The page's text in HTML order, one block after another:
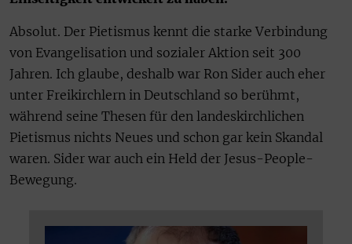
Absolut. Der Pietismus kennt die starke Verbindung
von Evangelisation und sozialer Aktion seit 300
Jahren. Ich glaube, deshalb war Ron Sider auch eher
unter Freikirchlern in Deutschland so berühmt,
während seine Thesen für den landeskirchlichen
Pietismus nichts Neues und schon gar kein Skandal
waren. Sider war auch ein Held der Jesus-People-
Bewegung.